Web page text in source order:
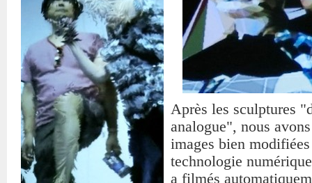
Après les sculptures
analogue", nous
images bien
technologie
a filmés